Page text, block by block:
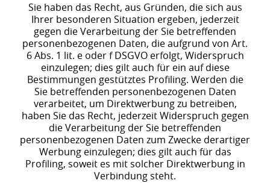
Sie haben das Recht, aus Gründen, die sich aus
Ihrer besonderen Situation ergeben, jederzeit
gegen die Verarbeitung der Sie betreffenden
personenbezogenen Daten, die aufgrund von Art.
6 Abs. 1 lit. e oder f DSGVO erfolgt, Widerspruch
einzulegen; dies gilt auch für ein auf diese
Bestimmungen gestütztes Profiling. Werden die
Sie betreffenden personenbezogenen Daten
verarbeitet, um Direktwerbung zu betreiben,
haben Sie das Recht, jederzeit Widerspruch gegen
die Verarbeitung der Sie betreffenden
personenbezogenen Daten zum Zwecke derartiger
Werbung einzulegen; dies gilt auch für das
Profiling, soweit es mit solcher Direktwerbung in
Verbindung steht.